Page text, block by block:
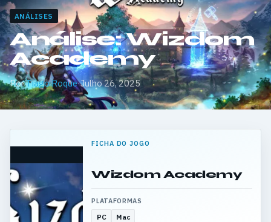
ANÁLISES
Análise: Wizdom
Academy
PorTiago Roque·Julho 26, 2025
FICHA DO JOGO
Wizdom Academy
PLATAFORMAS
PC Mac